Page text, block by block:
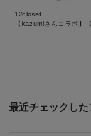
12closet
最近チェックし